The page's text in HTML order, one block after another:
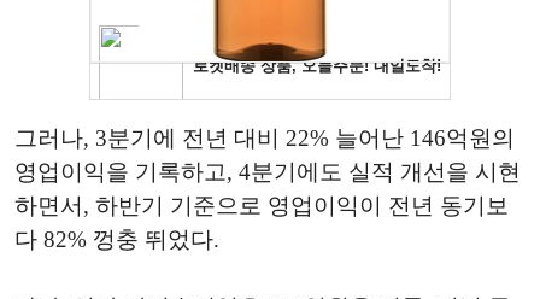
그러나, 3분기에 전년 대비 22% 늘어난 146억원의
영업이익을 기록하고, 4분기에도 실적 개선을 시현
하면서, 하반기 기준으로 영업이익이 전년 동기보
다 82% 껑충 뛰었다.